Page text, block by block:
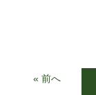
« 前へ